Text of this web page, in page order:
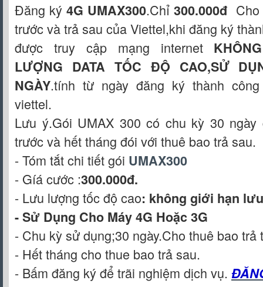
Đăng ký4G UMAX300.Chỉ300.000đ
trước và trả sau của Viettel,khi đăng ký
được truy cập mạng internet
LƯỢNG DATA TỐC ĐỘ CAO,SỬ
NGÀY.tính từ ngày đăng ký thành
viettel.
Lưu ý.Gói UMAX 300 có chu kỳ 30
trước và hết tháng đói với thuê bao trả sau.
- Tóm tắt chi tiết gói UMAX300
- Gíá cước :300.000đ.
- Lưu lượng tốc độ cao: không giới hạn
- Sử Dụng Cho Máy 4G Hoặc 3G
- Chu kỳ sử dụng;30 ngày.Cho thuê bao trả
- Hết tháng cho thue bao trả sau.
- Bấm đăng ký để trãi nghiệm dịch vụ.